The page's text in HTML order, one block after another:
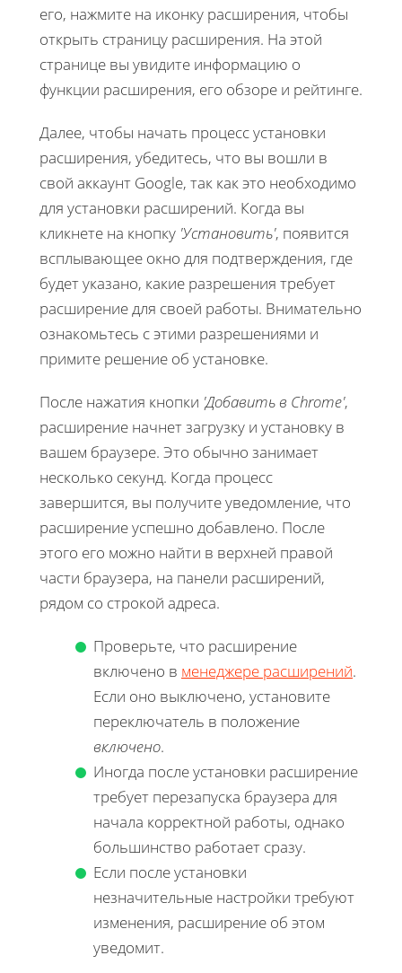
его, нажмите на иконку расширения, чтобы
открыть страницу расширения. На этой
странице вы увидите информацию о
функции расширения, его обзоре и рейтинге.
Далее, чтобы начать процесс установки
расширения, убедитесь, что вы вошли в
свой аккаунт Google, так как это необходимо
для установки расширений. Когда вы
кликнете на кнопку 'Установить', появится
всплывающее окно для подтверждения, где
будет указано, какие разрешения требует
расширение для своей работы. Внимательно
ознакомьтесь с этими разрешениями и
примите решение об установке.
После нажатия кнопки 'Добавить в Chrome',
расширение начнет загрузку и установку в
вашем браузере. Это обычно занимает
несколько секунд. Когда процесс
завершится, вы получите уведомление, что
расширение успешно добавлено. После
этого его можно найти в верхней правой
части браузера, на панели расширений,
рядом со строкой адреса.
Проверьте, что расширение
включено в менеджере расширений.
Если оно выключено, установите
переключатель в положение
включено.
Иногда после установки расширение
требует перезапуска браузера для
начала корректной работы, однако
большинство работает сразу.
Если после установки
незначительные настройки требуют
изменения, расширение об этом
уведомит.